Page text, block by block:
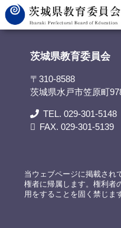
茨城県教育委員会>資料提供>9月放
茨城県教育委員会
〒310-8588
茨城県水戸市笠原町
TEL. 029-301-5148
FAX. 029-301-5139
当ウェブページに掲載され
権者に帰属します。権利者
用をすることを固く禁じま